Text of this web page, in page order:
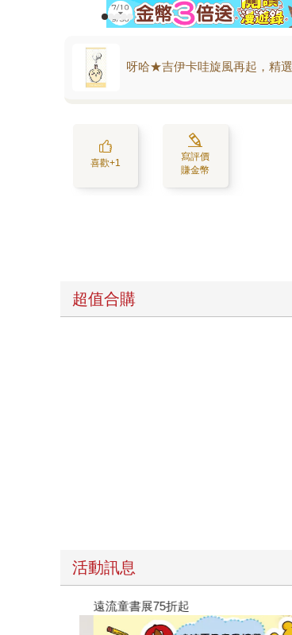
呀哈★吉伊卡哇旋風再起，精
喜歡+1
寫評價
賺金幣
超值合購
活動訊息
遠流童書展75折起